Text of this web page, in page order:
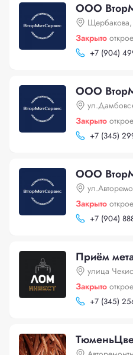
ООО
Закрыто
+7 (904)
ООО
Закрыто
+7 (345)
ООО
Закрыто
+7 (904)
Приём
улица
Закрыто
+7 (345)